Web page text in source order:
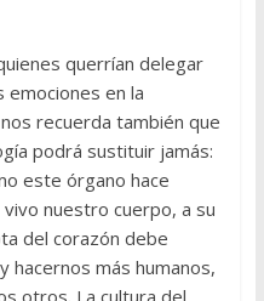
querrían delegar
emociones en la
recuerda también que
podrá sustituir jamás:
este órgano hace
nuestro cuerpo, a su
del corazón debe
hacernos más humanos,
otros. La cultura del